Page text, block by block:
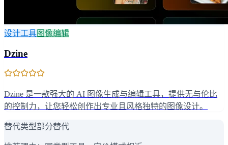
设计工具图像编辑
Dzine
Dzine 是一款强大的 AI 图像生成与编辑工具，提供无与伦比
的控制力，让您轻松创作出专业且风格独特的图像设计。
替代类型部分替代